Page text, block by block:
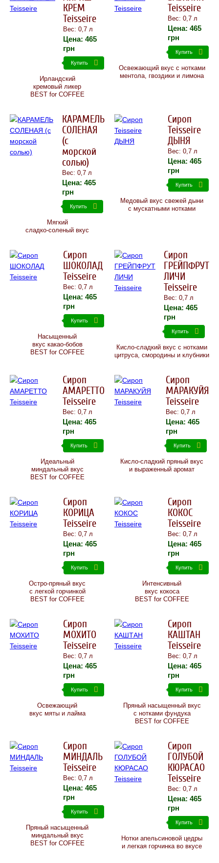
КРЕМ
Teisseire
Вес: 0,7 л
Цена: 465
грн
Купить
Ирландский
кремовый ликер
BEST for COFFEE
Teisseire
Вес: 0,7 л
Цена: 465
грн
Купить
Освежающий вкус с нотками
ментола, гвоздики и лимона
КАРАМЕЛЬ
СОЛЕНАЯ
(с
морской
солью)
Вес: 0,7 л
Цена: 465
грн
Купить
Мягкий
сладко-соленый вкус
Сироп
Teisseire
ДЫНЯ
Вес: 0,7 л
Цена: 465
грн
Купить
Медовый вкус свежей дыни
с мускатными нотками
Сироп
ШОКОЛАД
Teisseire
Вес: 0,7 л
Цена: 465
грн
Купить
Насыщенный
вкус какао-бобов
BEST for COFFEE
Сироп
ГРЕЙПФРУТ
ЛИЧИ
Teisseire
Вес: 0,7 л
Цена: 465
грн
Купить
Кисло-сладкий вкус с нотками
цитруса, смородины и клубники
Сироп
АМАРЕТТО
Teisseire
Вес: 0,7 л
Цена: 465
грн
Купить
Идеальный
миндальный вкус
BEST for COFFEE
Сироп
МАРАКУЙЯ
Teisseire
Вес: 0,7 л
Цена: 465
грн
Купить
Кисло-сладкий пряный вкус
и выраженный аромат
Сироп
КОРИЦА
Teisseire
Вес: 0,7 л
Цена: 465
грн
Купить
Остро-пряный вкус
с легкой горчинкой
BEST for COFFEE
Сироп
КОКОС
Teisseire
Вес: 0,7 л
Цена: 465
грн
Купить
Интенсивный
вкус кокоса
BEST for COFFEE
Сироп
МОХИТО
Teisseire
Вес: 0,7 л
Цена: 465
грн
Купить
Освежающий
вкус мяты и лайма
Сироп
КАШТАН
Teisseire
Вес: 0,7 л
Цена: 465
грн
Купить
Пряный насыщенный вкус
с нотками фундука
BEST for COFFEE
Сироп
МИНДАЛЬ
Teisseire
Вес: 0,7 л
Цена: 465
грн
Купить
Пряный насыщенный
миндальный вкус
BEST for COFFEE
Сироп
ГОЛУБОЙ
КЮРАСАО
Teisseire
Вес: 0,7 л
Цена: 465
грн
Купить
Нотки апельсиновой цедры
и легкая горчинка во вкусе